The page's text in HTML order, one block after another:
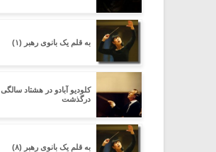
به قلم یک بانوی رهبر (۱)
کلودیو آبادو در هشتاد سالگی
درگذشت
به قلم یک بانوی رهبر (۸)